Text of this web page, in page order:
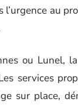
au
ou Lunel,
services
sur place,